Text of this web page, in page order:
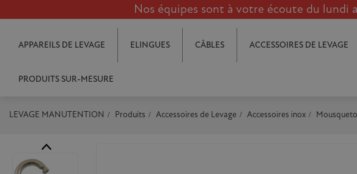
Nos équipes sont à votre écoute du lundi
APPAREILS DE LEVAGE ELINGUES CÂBLES ACCESSOIRES DE LEVAGE
PRODUITS SUR-MESURE
LEVAGE MANUTENTION Produits Accessoires de Levage Accessoires inox